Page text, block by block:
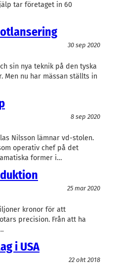
tar företaget in 60
30 sep 2020
sin nya teknik på den tyska
Men nu har mässan ställts in
8 sep 2020
Nilsson lämnar vd-stolen.
operativ chef på det
former i…
25 mar 2020
kronor för att
precision. Från att ha
i USA
22 okt 2018